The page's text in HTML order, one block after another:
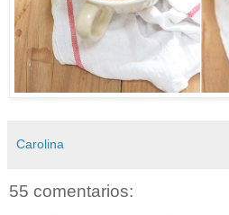
Carolina
55 comentarios: